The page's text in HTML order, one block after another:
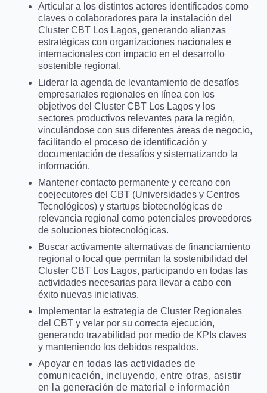
Articular a los distintos actores identificados como
claves o colaboradores para la instalación del
Cluster CBT Los Lagos, generando alianzas
estratégicas con organizaciones nacionales e
internacionales con impacto en el desarrollo
sostenible regional.
Liderar la agenda de levantamiento de desafíos
empresariales regionales en línea con los
objetivos del Cluster CBT Los Lagos y los
sectores productivos relevantes para la región,
vinculándose con sus diferentes áreas de negocio,
facilitando el proceso de identificación y
documentación de desafíos y sistematizando la
información.
Mantener contacto permanente y cercano con
coejecutores del CBT (Universidades y Centros
Tecnológicos) y startups biotecnológicas de
relevancia regional como potenciales proveedores
de soluciones biotecnológicas.
Buscar activamente alternativas de financiamiento
regional o local que permitan la sostenibilidad del
Cluster CBT Los Lagos, participando en todas las
actividades necesarias para llevar a cabo con
éxito nuevas iniciativas.
Implementar la estrategia de Cluster Regionales
del CBT y velar por su correcta ejecución,
generando trazabilidad por medio de KPIs claves
y manteniendo los debidos respaldos.
Apoyar en todas las actividades de
comunicación, incluyendo, entre otras, asistir
en la generación de material e información